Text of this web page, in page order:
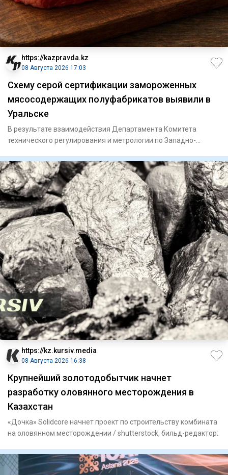
https://kazpravda.kz
08 Августа 2026 17:03
Схему серой сертификации замороженных
мясосодержащих полуфабрикатов выявили в
Уральске
В результате взаимодействия Департамента Комитета
технического регулирования и метрологии по Западно-
https://kz.kursiv.media
08 Августа 2026 16:38
Крупнейший золотодобытчик начнет
разработку оловянного месторождения в
Казахстан
«Дочка» Solidcore начнет проект по строительству комбината
на оловянном месторождении / shutterstock, бильд-редактор: